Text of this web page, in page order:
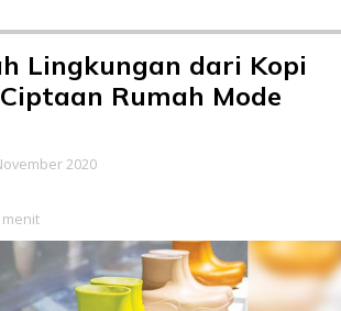
Lingkungan dari Kopi
Rumah Mode
2020
menit